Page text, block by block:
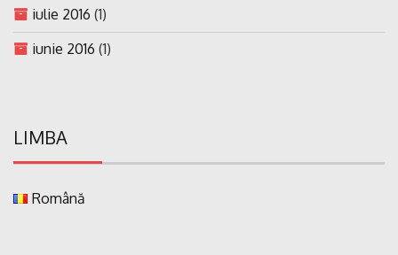
iulie 2016 (1)
iunie 2016 (1)
LIMBA
Română